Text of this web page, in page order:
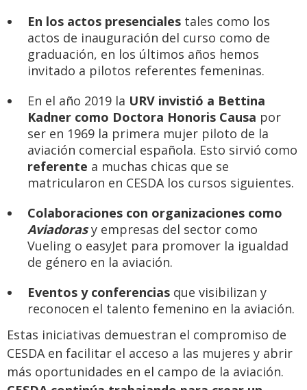
En los actos presenciales tales como los
actos de inauguración del curso como de
graduación, en los últimos años hemos
invitado a pilotos referentes femeninas.
En el año 2019 la URV invistió a Bettina
Kadner como Doctora Honoris Causa por
ser en 1969 la primera mujer piloto de la
aviación comercial española. Esto sirvió como
referente a muchas chicas que se
matricularon en CESDA los cursos siguientes.
Colaboraciones con organizaciones como
Aviadoras y empresas del sector como
Vueling o easyJet para promover la igualdad
de género en la aviación.
Eventos y conferencias que visibilizan y
reconocen el talento femenino en la aviación.
Estas iniciativas demuestran el compromiso de
CESDA en facilitar el acceso a las mujeres y abrir
más oportunidades en el campo de la aviación.